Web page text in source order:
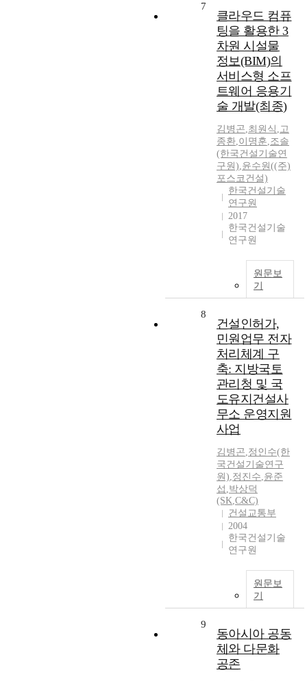
7
클라우드 컴퓨
팅을 활용한 3
차원 시설물
정보(BIM)의
서비스형 소프
트웨어 응용기
술 개발(최종)
김병곤,최원식 ,고
종환,이명훈,조솔
(한국건설기술연
구원),윤수원((주)
포스코건설)
한국건설기술
연구원
2017
한국건설기술
연구원
원문보
기
8
건설인허가,
민원업무 전자
처리체계 구
축: 지방국토
관리청 및 국
도유지건설사
무소 운영지원
사업
김병곤,정인수(한
국건설기술연구
원),정진수,윤준
섭 ,박상덕
(SK,C&C)
건설교통부
2004
한국건설기술
연구원
원문보
기
9
동아시아 공동
체와 다문화
공존